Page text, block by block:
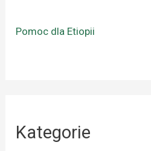
Pomoc dla Etiopii
Kategorie